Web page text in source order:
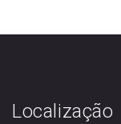
Localização